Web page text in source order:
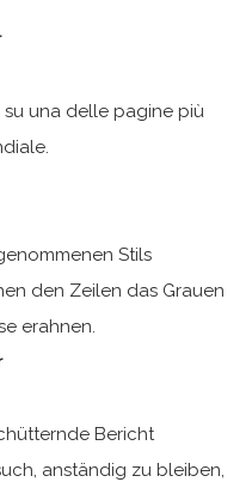
su una delle pagine più
Stils
den Zeilen das Grauen
erahnen.
Bericht
anständig zu bleiben,